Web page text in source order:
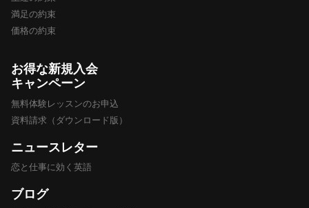
満足の約束
価格の約束
お得な新規入会
キャンペーン
無料体験レッスンのお申込
資料請求（ダウンロード版）
ニュースレター
恋と仕事に効く英語
ブログ